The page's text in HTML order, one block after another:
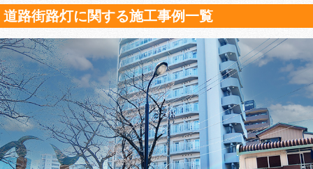
道路街路灯に関する施工事例一覧